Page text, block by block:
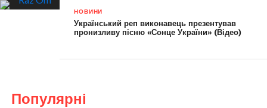
НОВИНИ
Український реп виконавець презентував
пронизливу пісню «Сонце України» (Відео)
Популярні